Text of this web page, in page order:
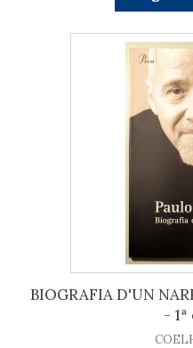
BIOGRAFIA D'UN
-